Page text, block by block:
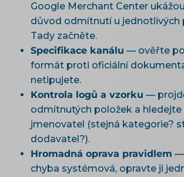
Google Merchant Center
důvod odmítnutí u jednotlivých
Tady začněte.
Specifikace kanálu — ověřte
formát proti oficiální
netipujete.
Kontrola logů a vzorku —
odmítnutých položek a hledejte
jmenovatel (stejná kategorie?
dodavatel?).
Hromadná oprava pravidlem —
chyba systémová, opravte ji